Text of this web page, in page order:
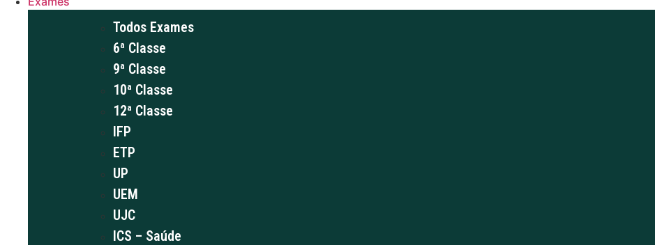
Todos Exames
6ª Classe
9ª Classe
10ª Classe
12ª Classe
IFP
ETP
UP
UEM
UJC
ICS – Saúde